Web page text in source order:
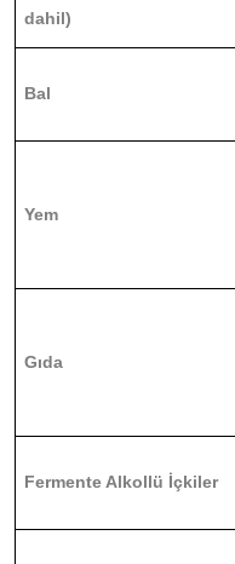
dahil)
Bal
Yem
Gıda
Fermente Alkollü İçkiler